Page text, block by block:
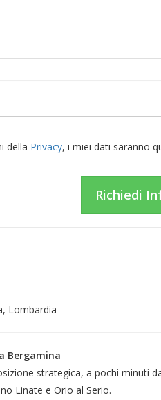
della Privacy, i miei dati saranno
Lombardia
Bergamina
strategica, a pochi minuti
Linate e Orio al Serio.